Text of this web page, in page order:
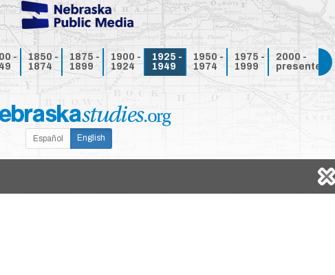
-
1850 -
1874
1875 -
1899
1900 -
1924
1925 -
1949
1950 -
1974
1975 -
1999
2000 -
presente
Español English